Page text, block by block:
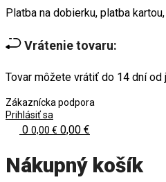
Platba na dobierku, platba
Vrátenie tovaru:
Tovar môžete vrátiť do 14 dní od
Zákaznícka podpora
Prihlásiť sa
0 0,00 € 0,00 €
Nákupný košík